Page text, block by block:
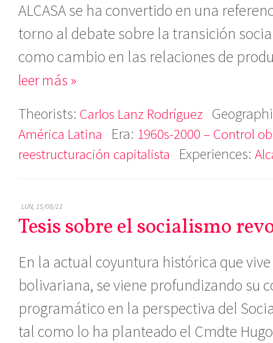
ALCASA se ha convertido en una
torno al debate sobre la transición
como cambio en las relaciones de
leer más »
Theorists: Carlos Lanz Rodríguez
América Latina Era: 1960s-2000 – Control
reestructuración capitalista
Experiences:
LUN, 15/08/11
Tesis sobre el socialismo
En la actual coyuntura histórica que
bolivariana, se viene profundizando su
programático en la perspectiva del
tal como lo ha planteado el Cmdte